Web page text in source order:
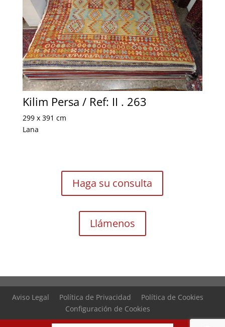
Kilim Persa / Ref: II . 263
299 x 391 cm
Lana
Haga su consulta
Llámenos
Aviso Legal Política de Privacidad
Política de Cookies
Configuración de Cookies